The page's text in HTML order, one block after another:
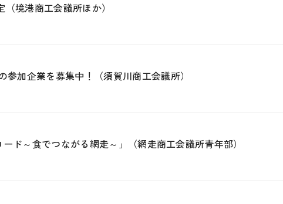
境港商工会議所ほか）
加企業を募集中！（須賀川商工会議所）
ド～食でつながる網走～」（網走商工会議所青年部）